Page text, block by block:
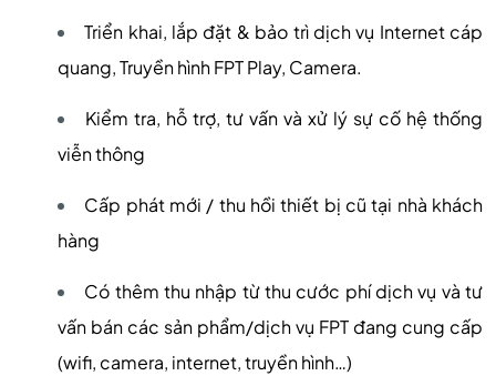
Triển khai, lắp đặt & bảo trì dịch vụ Internet cáp
quang, Truyền hình FPT Play, Camera.
Kiểm tra, hỗ trợ, tư vấn và xử lý sự cố hệ thống
viễn thông
Cấp phát mới / thu hồi thiết bị cũ tại nhà khách
hàng
Có thêm thu nhập từ thu cước phí dịch vụ vàtư
vấn bán các sản phẩm/dịch vụ FPT đang cung cấp
(wifi, camera, internet, truyền hình…)